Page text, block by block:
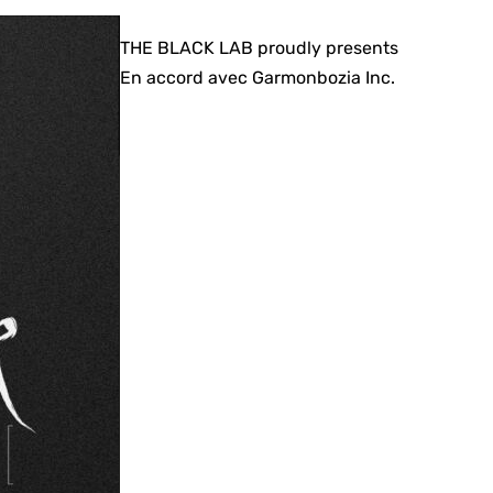
THE BLACK LAB proudly presents
En accord avec Garmonbozia Inc.